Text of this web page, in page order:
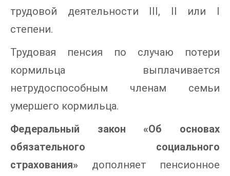
трудовой деятельности III, II или I
степени.
Трудовая пенсия по случаю потери
кормильца выплачивается
нетрудоспособным членам семьи
умершего кормильца.
Федеральный закон «Об основах
обязательного социального
страхования» дополняет пенсионное